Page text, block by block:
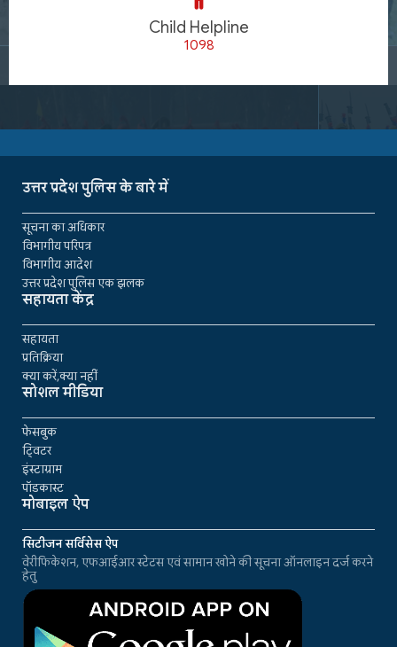
Child Helpline
1098
उत्तर प्रदेश पुलिस के बारे में
सूचना का अधिकार
विभागीय परिपत्र
विभागीय आदेश
उत्तर प्रदेश पुलिस एक झलक
सहायता केंद्र
सहायता
प्रतिक्रिया
क्या करें,क्या नहीं
सोशल मीडिया
फेसबुक
ट्विटर
इंस्टाग्राम
पॉडकास्ट
मोबाइल ऐप
सिटीजन सर्विसेस ऐप
वेरीफिकेशन, एफआईआर स्टेटस एवं सामान खोने की सूचना ऑनलाइन दर्ज करने
हेतु